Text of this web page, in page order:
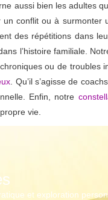
aussi bien les adultes
conflit ou à surmonter
des répétitions dans
l’histoire familiale.
ou de troubles
. Qu’il s’agisse de
Enfin, notre
vie.
et exploration